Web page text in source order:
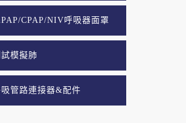
CPAP/NIV呼吸器面罩
模擬肺
吸管路連接器&配件